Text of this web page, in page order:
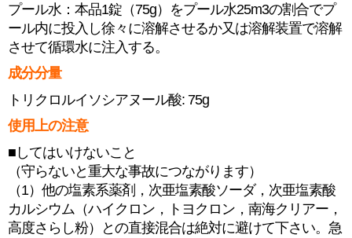
プール水：本品1錠（75g）をプール水25m3の割合でプ
ール内に投入し徐々に溶解させるか又は溶解装置で溶解
させて循環水に注入する。
成分分量
トリクロルイソシアヌール酸: 75g
使用上の注意
■してはいけないこと
（守らないと重大な事故につながります）
（1）他の塩素系薬剤，次亜塩素酸ソーダ，次亜塩素酸
カルシウム（ハイクロン，トヨクロン，南海クリアー，
高度さらし粉）との直接混合は絶対に避けて下さい。急